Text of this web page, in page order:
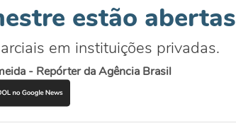
estão abertas
em instituições privadas.
- Repórter da Agência Brasil